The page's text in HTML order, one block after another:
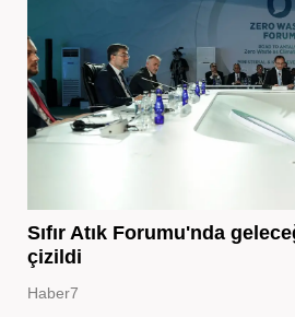
Sıfır Atık Forumu'nda
çizildi
Haber7